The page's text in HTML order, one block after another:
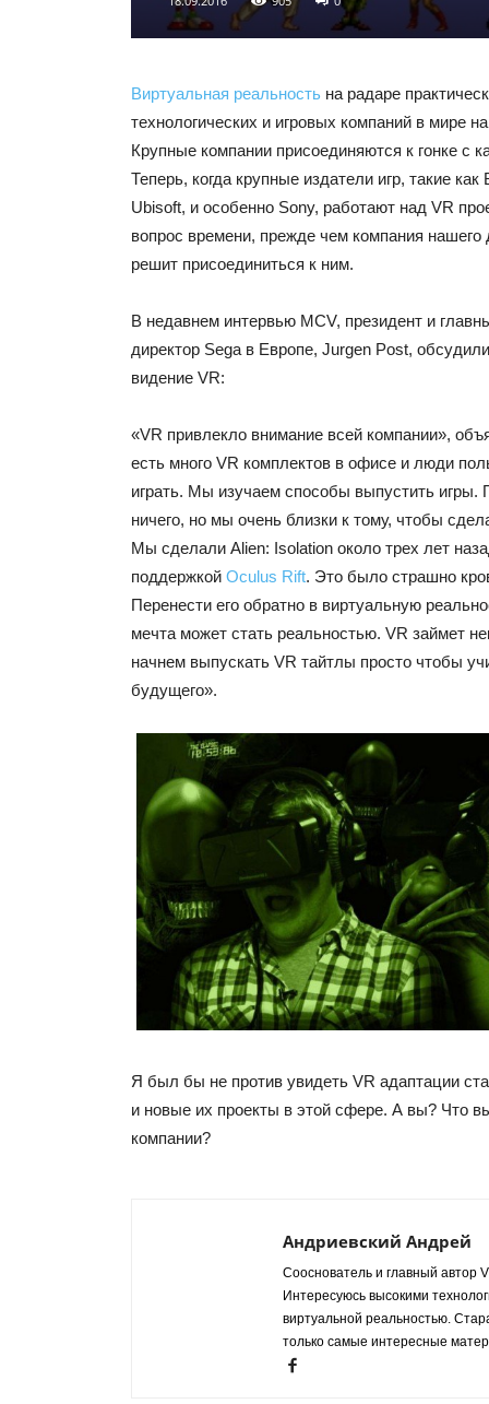
Виртуальная реальность на радаре
технологических и игровых компаний в мире
Крупные компании присоединяются к гонке с
Теперь, когда крупные издатели игр, такие
Ubisoft, и особенно Sony, работают над VR
вопрос времени, прежде чем компания нашего
решит присоединиться к ним.
В недавнем интервью MCV, президент и
директор Sega в Европе, Jurgen Post,
видение VR:
«VR привлекло внимание всей компании»,
есть много VR комплектов в офисе и люди
играть. Мы изучаем способы выпустить
ничего, но мы очень близки к тому, чтобы
Мы сделали Alien: Isolation около трех лет
поддержкой Oculus Rift. Это было страшно
Перенести его обратно в виртуальную
мечта может стать реальностью. VR займет
начнем выпускать VR тайтлы просто чтобы
будущего».
Я был бы не против увидеть VR адаптации
и новые их проекты в этой сфере. А вы? Что
компании?
Андриевский Андрей
Сооснователь и главный автор
Интересуюсь высокими
виртуальной реальностью.
только самые интересные